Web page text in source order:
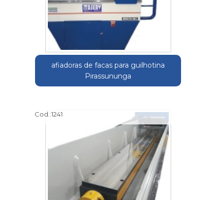
afiadoras de facas para guilhotina
Pirassununga
Cod.:1241